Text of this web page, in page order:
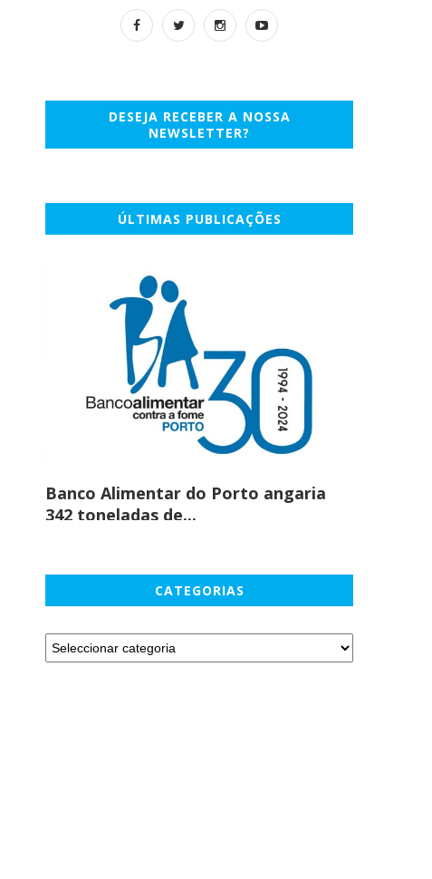
DESEJA RECEBER A NOSSA
NEWSLETTER?
ÚLTIMAS PUBLICAÇÕES
Banco Alimentar do Porto angaria
342 toneladas de...
CATEGORIAS